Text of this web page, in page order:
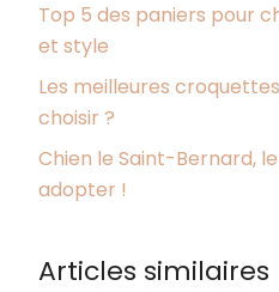
Top 5 des paniers pour
et style
Les meilleures
choisir ?
Chien le Saint-Bernard,
adopter !
Articles similaires